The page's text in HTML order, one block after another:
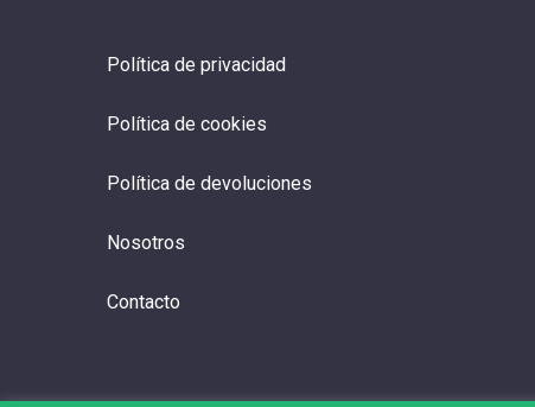
Política de privacidad
Política de cookies
Política de devoluciones
Nosotros
Contacto